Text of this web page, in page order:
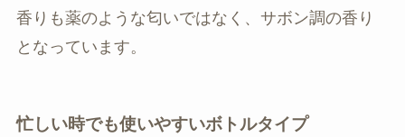
香りも薬のような匂いではなく、サボン調の香り
となっています。
忙しい時でも使いやすいボトルタイプ